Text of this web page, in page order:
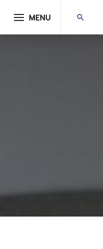
MENU